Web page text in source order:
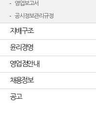
영업보고서
공시정보관리규정
지배구조
윤리경영
영업점안내
채용정보
공고